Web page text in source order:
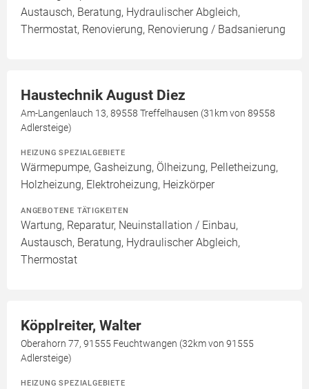
Austausch, Beratung, Hydraulischer Abgleich,
Thermostat, Renovierung, Renovierung / Badsanierung
Haustechnik August Diez
Am-Langenlauch 13, 89558 Treffelhausen (31km von 89558
Adlersteige)
HEIZUNG SPEZIALGEBIETE
Wärmepumpe, Gasheizung, Ölheizung, Pelletheizung,
Holzheizung, Elektroheizung, Heizkörper
ANGEBOTENE TÄTIGKEITEN
Wartung, Reparatur, Neuinstallation / Einbau,
Austausch, Beratung, Hydraulischer Abgleich,
Thermostat
Köpplreiter, Walter
Oberahorn 77, 91555 Feuchtwangen (32km von 91555
Adlersteige)
HEIZUNG SPEZIALGEBIETE